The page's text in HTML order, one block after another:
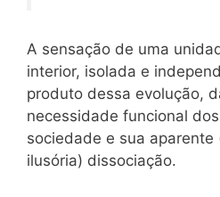
A sensação de uma
interior, isolada e
produto dessa evolução,
necessidade funcional
sociedade e sua aparente
ilusória) dissociação.